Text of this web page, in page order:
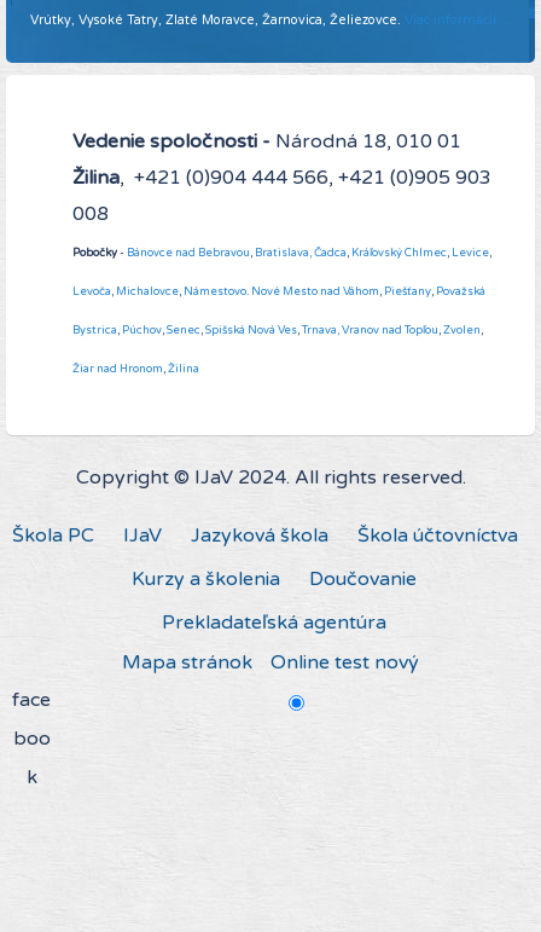
Vrútky, Vysoké Tatry, Zlaté Moravce, Žarnovica, Želiezovce. Viac informácií ...
Vedenie spoločnosti - Národná 18, 010 01
Žilina, +421 (0)904 444 566, +421 (0)905 903
008
Pobočky- Bánovce nad Bebravou, Bratislava,Čadca, Kráľovský Chlmec, Levice,
Levoča, Michalovce, Námestovo. Nové Mesto nad Váhom, Piešťany, Považská
Bystrica, Púchov,Senec,Spišská Nová Ves,Trnava,Vranov nad Topľou,Zvolen,
Žiar nad Hronom,Žilina
Copyright © IJaV 2024. All rights reserved.
Škola PC IJaV Jazyková škola
Škola účtovníctva
Kurzy a školenia
Doučovanie
Prekladateľská agentúra
Mapa stránok
Online test nový
face
boo
k